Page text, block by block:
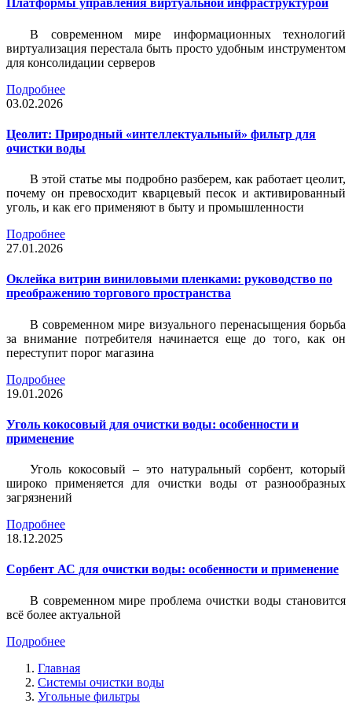
Платформы управления виртуальной инфраструктурой
В современном мире информационных технологий
виртуализация перестала быть просто удобным инструментом
для консолидации серверов
Подробнее
03.02.2026
Цеолит: Природный «интеллектуальный» фильтр для
очистки воды
В этой статье мы подробно разберем, как работает цеолит,
почему он превосходит кварцевый песок и активированный
уголь, и как его применяют в быту и промышленности
Подробнее
27.01.2026
Оклейка витрин виниловыми пленками: руководство по
преображению торгового пространства
В современном мире визуального перенасыщения борьба
за внимание потребителя начинается еще до того, как он
переступит порог магазина
Подробнее
19.01.2026
Уголь кокосовый для очистки воды: особенности и
применение
Уголь кокосовый – это натуральный сорбент, который
широко применяется для очистки воды от разнообразных
загрязнений
Подробнее
18.12.2025
Сорбент АС для очистки воды: особенности и применение
В современном мире проблема очистки воды становится
всё более актуальной
Подробнее
Главная
Системы очистки воды
Угольные фильтры